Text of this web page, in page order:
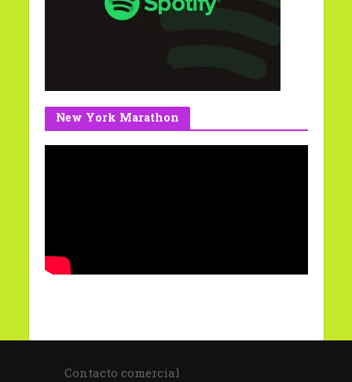
New York Marathon
Contacto comercial